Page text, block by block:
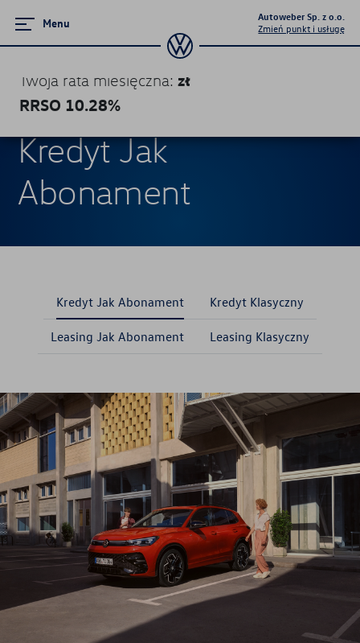
Menu
Autoweber Sp. z o.o.
Zmień punkt i usługę
Produkty finansowe
Kredyt Jak Abonament
Kredyt Klasyczny
Produkty finansowe
Kredyt Jak
Abonament
Kredyt Jak Abonament Kredyt Klasyczny
Leasing Jak Abonament Leasing Klasyczny
Twoja rata miesięczna: zł
RRSO 10.28%